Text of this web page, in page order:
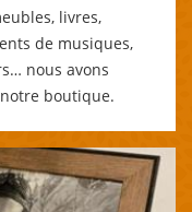
livres,
de musiques,
nous avons
boutique.